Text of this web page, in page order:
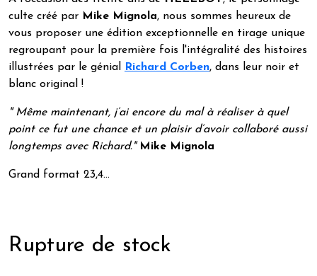
culte créé par Mike Mignola, nous sommes heureux de
vous proposer une édition exceptionnelle en tirage unique
regroupant pour la première fois l'intégralité des histoires
illustrées par le génial
Richard Corben, dans leur noir et
blanc original !
" Même maintenant, j’ai encore du mal à réaliser à quel
point ce fut une chance et un plaisir d’avoir collaboré aussi
longtemps avec Richard." Mike Mignola
Grand format 23,4…
Rupture de stock